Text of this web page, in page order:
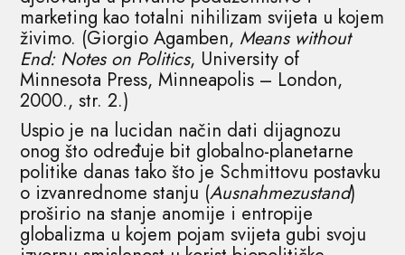
marketing kao totalni nihilizam svijeta u kojem
živimo. (Giorgio Agamben, Means without
End: Notes on Politics, University of
Minnesota Press, Minneapolis – London,
2000., str. 2.)
Uspio je na lucidan način dati dijagnozu
onog što određuje bit globalno-planetarne
politike danas tako što je Schmittovu postavku
o izvanrednome stanju (Ausnahmezustand)
proširio na stanje anomije i entropije
globalizma u kojem pojam svijeta gubi svoju